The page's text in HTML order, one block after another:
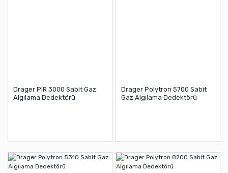
Drager PIR 3000 Sabit Gaz
Algılama Dedektörü
Drager Polytron 5700 Sabit
Gaz Algılama Dedektörü